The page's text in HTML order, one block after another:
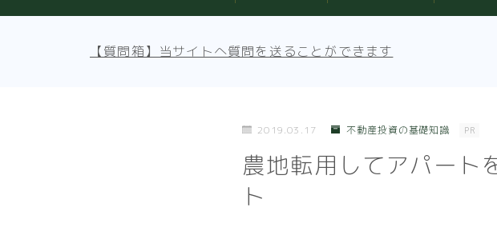
【質問箱】当サイトへ質問を送ることができます
2019.03.17 不動産投資の基礎知識 PR
農地転用してアパート
ト